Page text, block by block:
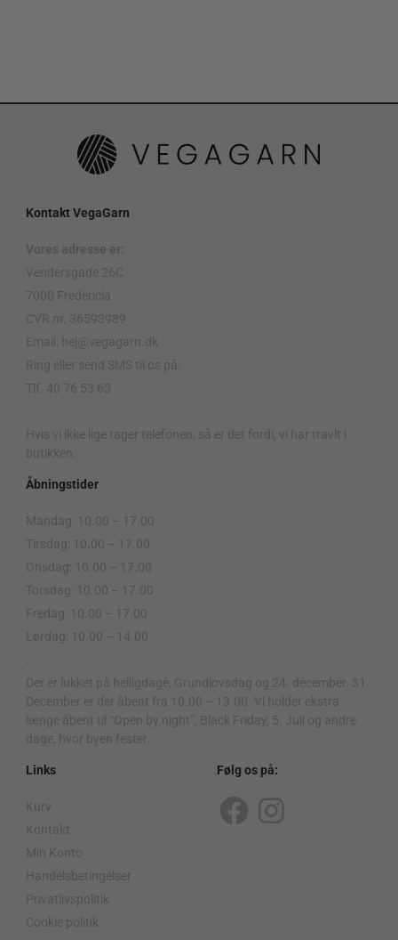
Kontakt VegaGarn
Vores adresse er:
Vendersgade 26C
7000 Fredericia
CVR nr. 36593989
Email: hej@vegagarn.dk
Ring eller send SMS til os på:
Tlf. 40 76 53 63
Hvis vi ikke lige tager telefonen, så er det fordi, vi har travlt i
butikken.
Åbningstider
Mandag: 10.00 – 17.00
Tirsdag: 10.00 – 17.00
Onsdag: 10.00 – 17.00
Torsdag: 10.00 – 17.00
Fredag: 10.00 – 17.00
Lørdag: 10.00 – 14.00
Der er lukket på helligdage, Grundlovsdag og 24. december. 31.
December er der åbent fra 10.00 – 13.00. Vi holder ekstra
længe åbent til “Open by night”, Black Friday, 5. Juli og andre
dage, hvor byen fester.
Links
Kurv
Kontakt
Min Konto
Handelsbetingelser
Privatlivspolitik
Cookie politik
Følg os på:
F
I